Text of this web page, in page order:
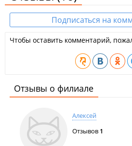
Подписаться на
Чтобы оставить комментарий,
Отзывы о филиале
Алексей
Отзывов 1